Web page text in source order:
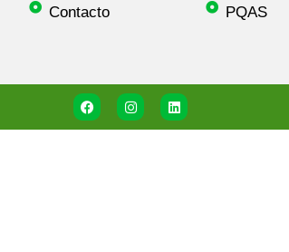
Contacto
PQAS